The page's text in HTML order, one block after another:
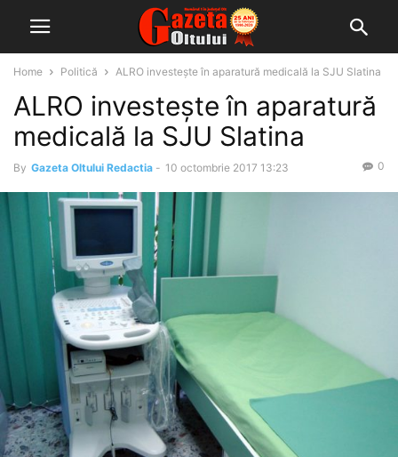
Home Politică ALRO investește în aparatură medicală la SJU Slatina
ALRO investește în aparatură
medicală la SJU Slatina
By Gazeta Oltului Redactia - 10 octombrie 2017 13:23 0